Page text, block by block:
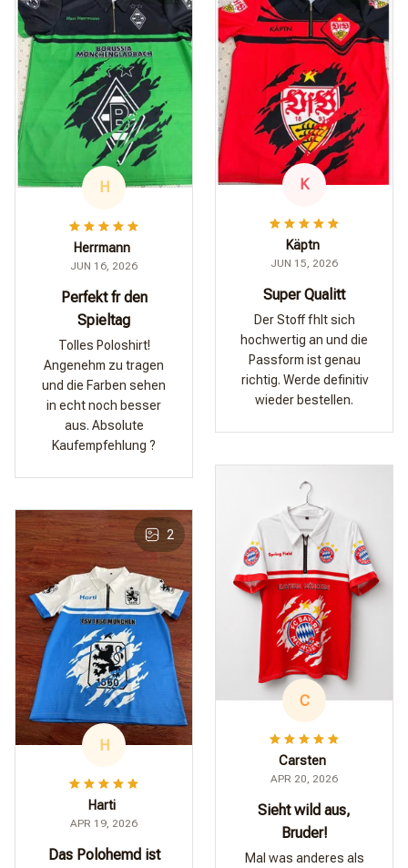
H
Herrmann
JUN 16, 2026
Perfekt fr den
Spieltag
Tolles Poloshirt!
Angenehm zu tragen
und die Farben sehen
in echt noch besser
aus. Absolute
Kaufempfehlung ?
K
Käptn
JUN 15, 2026
Super Qualitt
Der Stoff fhlt sich
hochwertig an und die
Passform ist genau
richtig. Werde definitiv
wieder bestellen.
C
Carsten
APR 20, 2026
Sieht wild aus,
Bruder!
Mal was anderes als
2
H
Harti
APR 19, 2026
Das Polohemd ist